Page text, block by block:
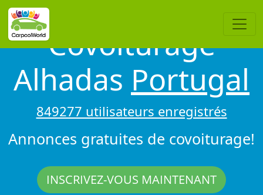
Covoiturage
Alhadas Portugal
849277 utilisateurs enregistrés
Annonces gratuites de covoiturage!
INSCRIVEZ-VOUS MAINTENANT